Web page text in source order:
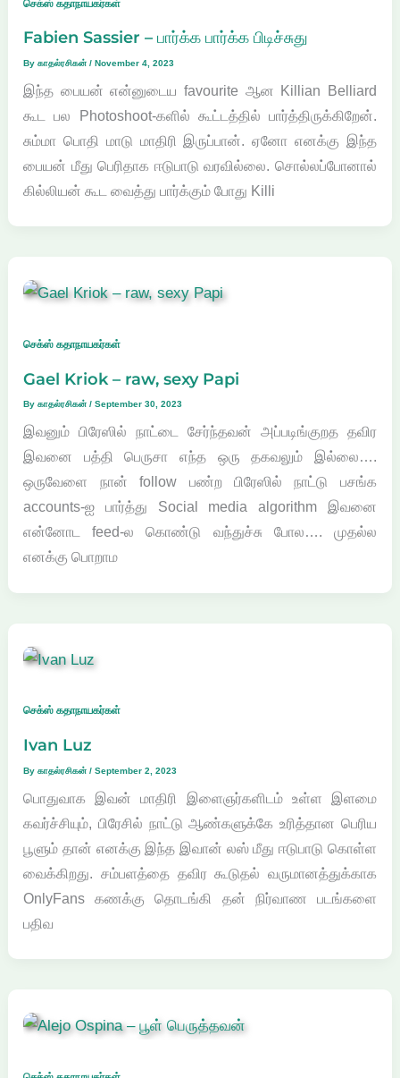
செக்ஸ் கதாநாயகர்கள்
Fabien Sassier – பார்க்க பார்க்க பிடிச்சுது
Byகாதல்ரசிகன்/November 4, 2023
இந்த பையன் என்னுடைய favourite ஆன Killian Belliard
கூட பல Photoshoot-களில் கூட்டத்தில் பார்த்திருக்கிறேன்.
சும்மா பொதி மாடு மாதிரி இருப்பான். ஏனோ எனக்கு இந்த
பையன் மீது பெரிதாக ஈடுபாடு வரவில்லை. சொல்லப்போனால்
கில்லியன் கூட வைத்து பார்க்கும் போது Killi
செக்ஸ் கதாநாயகர்கள்
Gael Kriok – raw, sexy Papi
Byகாதல்ரசிகன்/September 30, 2023
இவனும் பிரேஸில் நாட்டை சேர்ந்தவன் அப்படிங்குறத தவிர
இவனை பத்தி பெருசா எந்த ஒரு தகவலும் இல்லை….
ஒருவேளை நான் follow பண்ற பிரேஸில் நாட்டு பசங்க
accounts-ஐ பார்த்து Social media algorithm இவனை
என்னோட feed-ல கொண்டு வந்துச்சு போல…. முதல்ல
எனக்கு பொறாம
செக்ஸ் கதாநாயகர்கள்
Ivan Luz
Byகாதல்ரசிகன்/September 2, 2023
பொதுவாக இவன் மாதிரி இளைஞர்களிடம் உள்ள இளமை
கவர்ச்சியும், பிரேசில் நாட்டு ஆண்களுக்கே உரித்தான பெரிய
பூளும் தான் எனக்கு இந்த இவான் லஸ் மீது ஈடுபாடு கொள்ள
வைக்கிறது. சம்பளத்தை தவிர கூடுதல் வருமானத்துக்காக
OnlyFans கணக்கு தொடங்கி தன் நிர்வாண படங்களை
பதிவ